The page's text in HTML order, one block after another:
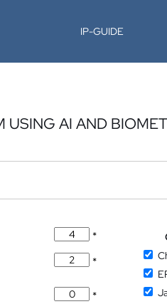
IP-GUIDE
AI AND
*
*
*